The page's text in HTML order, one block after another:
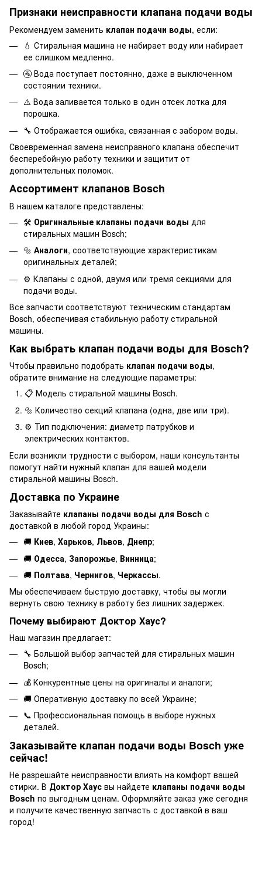
Признаки неисправности клапана подачи воды
Рекомендуем заменить клапан подачи воды, если:
💧 Стиральная машина не набирает воду или набирает
ее слишком медленно.
🚰 Вода поступает постоянно, даже в выключенном
состоянии техники.
⚠️ Вода заливается только в один отсек лотка для
порошка.
🔧 Отображается ошибка, связанная с забором воды.
Своевременная замена неисправного клапана обеспечит
бесперебойную работу техники и защитит от
дополнительных поломок.
Ассортимент клапанов Bosch
В нашем каталоге представлены:
🛠️ Оригинальные клапаны подачи воды для
стиральных машин Bosch;
🔩 Аналоги, соответствующие характеристикам
оригинальных деталей;
⚙️ Клапаны с одной, двумя или тремя секциями для
подачи воды.
Все запчасти соответствуют техническим стандартам
Bosch, обеспечивая стабильную работу стиральной
машины.
Как выбрать клапан подачи воды для Bosch?
Чтобы правильно подобрать клапан подачи воды,
обратите внимание на следующие параметры:
📋 Модель стиральной машины Bosch.
🔩 Количество секций клапана (одна, две или три).
⚙️ Тип подключения: диаметр патрубков и
электрических контактов.
Если возникли трудности с выбором, наши консультанты
помогут найти нужный клапан для вашей модели
стиральной машины Bosch.
Доставка по Украине
Заказывайте клапаны подачи воды для Bosch с
доставкой в ​​любой город Украины:
🚚 Киев, Харьков, Львов, Днепр;
🚚 Одесса, Запорожье, Винница;
🚚 Полтава, Чернигов, Черкассы.
Мы обеспечиваем быструю доставку, чтобы вы могли
вернуть свою технику в работу без лишних задержек.
Почему выбирают Доктор Хаус?
Наш магазин предлагает:
🔧 Большой выбор запчастей для стиральных машин
Bosch;
💰 Конкурентные цены на оригиналы и аналоги;
🚚 Оперативную доставку по всей Украине;
📞 Профессиональная помощь в выборе нужных
деталей.
Заказывайте клапан подачи воды Bosch уже
сейчас!
Не разрешайте неисправности влиять на комфорт вашей
стирки. В Доктор Хаус вы найдете клапаны подачи воды
Bosch по выгодным ценам. Оформляйте заказ уже сегодня
и получите качественную запчасть с доставкой в ​​ваш
город!